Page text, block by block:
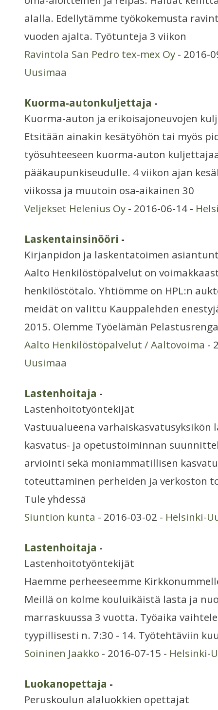
alalla. Edellytämme työkokemusta
vuoden ajalta. Työtunteja 3 viikon
Ravintola San Pedro tex-mex Oy - 2016-
Uusimaa
Kuorma-autonkuljettaja -
Kuorma-auton ja erikoisajoneuvojen
Etsitään ainakin kesätyöhön tai myös
työsuhteeseen kuorma-auton
pääkaupunkiseudulle. 4 viikon ajan
viikossa ja muutoin osa-aikainen 30
Veljekset Helenius Oy - 2016-06-14 -
Laskentainsinööri -
Kirjanpidon ja laskentatoimen
Aalto Henkilöstöpalvelut on
henkilöstötalo. Yhtiömme on HPL:n
meidät on valittu Kauppalehden
2015. Olemme Työelämän
Aalto Henkilöstöpalvelut / Aaltovoima -
Uusimaa
Lastenhoitaja -
Lastenhoitotyöntekijät
Vastuualueena varhaiskasvatusyksikön
kasvatus- ja opetustoiminnan
arviointi sekä moniammatillisen
toteuttaminen perheiden ja verkoston
Tule yhdessä
Siuntion kunta - 2016-03-02 - Helsinki-
Lastenhoitaja -
Lastenhoitotyöntekijät
Haemme perheeseemme
Meillä on kolme kouluikäistä lasta ja
marraskuussa 3 vuotta. Työaika
tyypillisesti n. 7:30 - 14. Työtehtäviin
Soininen Jaakko - 2016-07-15 - Helsinki-
Luokanopettaja -
Peruskoulun alaluokkien opettajat